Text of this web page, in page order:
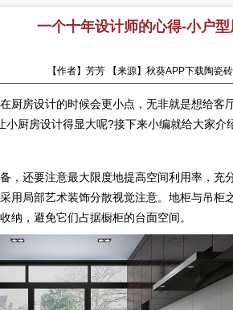
一个十年设计师的心得-小户
【作者】芳芳 【来源】秋葵APP下载陶瓷
厨房设计的时候会更小点，无非就是想
房设计得显大呢?接下来小编就给大家介绍一下
还要注意最大限度地提高空间利用率，充
用局部艺术装饰分散视觉注意。地柜与吊
部收纳，避免它们占据橱柜的台面空间。